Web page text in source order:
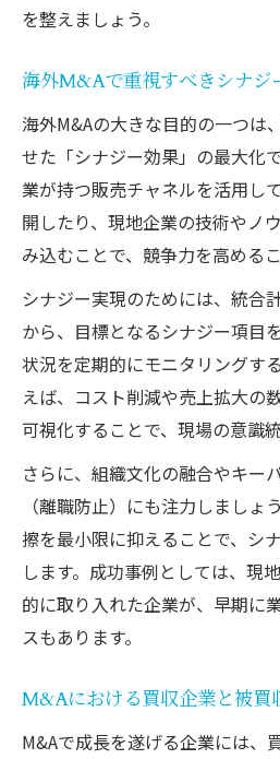
ランキングで見る買収
略
日本企業の海外買収がも
日本企業が海外M&A
海外企業買収を判断
海外M&Aで日本企業
成長につながるM&A戦
日本企業買収事例に
を整えましょう。
海外M&Aで重視すべきシナジ
海外M&Aの大きな目的の一つは
せた「シナジー効果」の最大化
業が持つ販売チャネルを活用し
開したり、現地企業の技術やノ
み込むことで、競争力を高める
シナジー実現のためには、統合
から、目標となるシナジー項目
状況を定期的にモニタリングす
えば、コスト削減や売上拡大の
可視化することで、現場の意識
さらに、組織文化の融合やキー
（離職防止）にも注力しましょ
擦を最小限に抑えることで、シ
します。成功事例としては、現
的に取り入れた企業が、早期に
スもあります。
M&Aにおける買収企業と被買
M&Aで成長を遂げる企業には、